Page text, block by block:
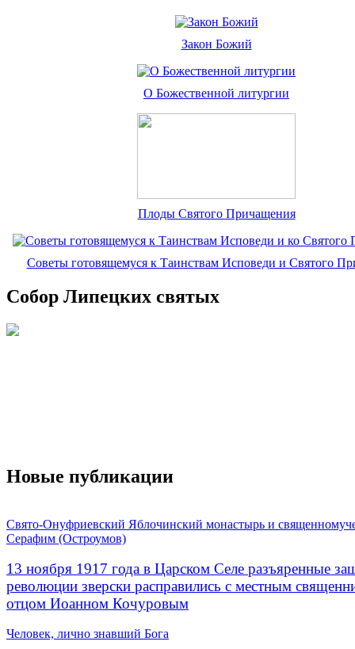
Закон Божий
О Божественной литургии
Плоды Святого Причащения
Советы готовящемуся к Таинствам Исповеди и Святого
Собор Липецких святых
Новые публикации
Свято-Онуфриевский Яблочинский монастырь и
Серафим (Остроумов)
13 ноября 1917 года в Царском Селе разъяренные
революции зверски расправились с местным
отцом Иоанном Кочуровым
Человек, лично знавший Бога